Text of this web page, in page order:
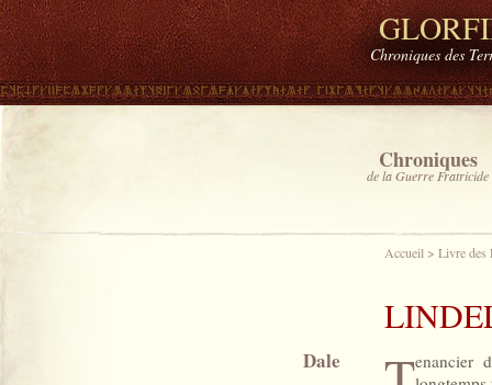
Chroniques des
Chroniques
de la Guerre Fratricide
Accueil > Livre des
enancier
Dale